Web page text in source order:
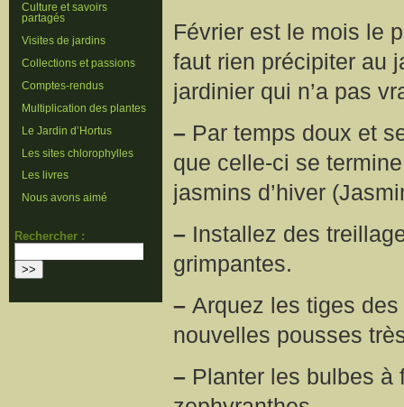
Février est le mois le
faut rien précipiter au
jardinier qui n’a pas
– Par temps doux et
que celle-ci se
jasmins d’hiver
– Installez des
grimpantes.
– Arquez les tiges des
nouvelles pousses
– Planter les bulbes à
Culture et savoirs
partagés
Visites de jardins
Collections et passions
Comptes-rendus
Multiplication des plantes
Le Jardin d’Hortus
Les sites chlorophylles
Les livres
Nous avons aimé
Rechercher :